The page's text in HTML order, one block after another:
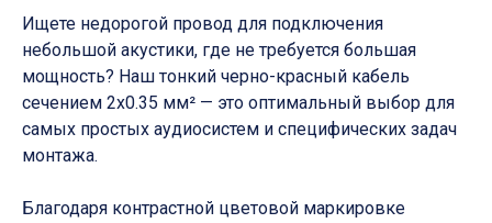
Ищете недорогой провод для подключения
небольшой акустики, где не требуется большая
мощность? Наш тонкий черно-красный кабель
сечением 2х0.35 мм² — это оптимальный выбор для
самых простых аудиосистем и специфических задач
монтажа.
Благодаря контрастной цветовой маркировке